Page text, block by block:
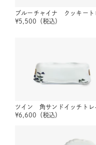
ブルーチャイナ クッキート
¥5,500 （税込）
ツイン 角サンドイッチトレ
¥6,600 （税込）